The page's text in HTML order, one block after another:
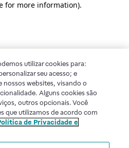
for more information).
utilizar cookies para:
seu acesso; e
nossos websites, visando o
Alguns cookies são
outros opcionais. Você
que utilizamos de acordo com
de Privacidade e